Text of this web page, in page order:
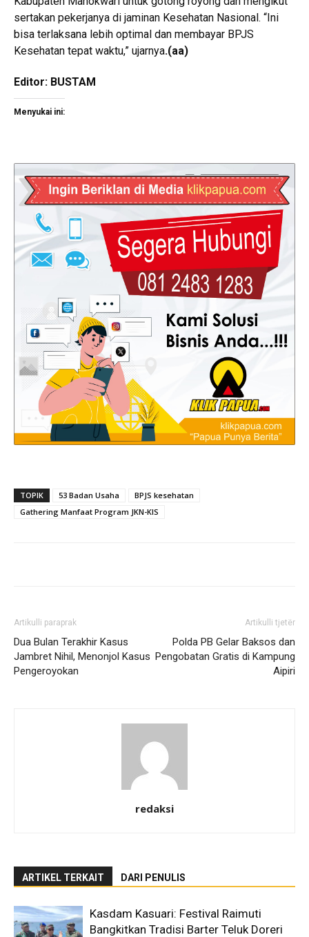
sertakan pekerjanya di jaminan Kesehatan Nasional. “Ini
bisa terlaksana lebih optimal dan membayar BPJS
Kesehatan tepat waktu,” ujarnya.(aa)
Editor: BUSTAM
Menyukai ini:
TOPIK 53 Badan Usaha
BPJS kesehatan
Gathering Manfaat Program JKN-KIS
Artikulli paraprak
Dua Bulan Terakhir Kasus
Jambret Nihil, Menonjol Kasus
Pengeroyokan
Artikulli tjetër
Polda PB Gelar Baksos dan
Pengobatan Gratis di Kampung
Aipiri
redaksi
ARTIKEL TERKAIT DARI PENULIS
Kasdam Kasuari: Festival Raimuti
Bangkitkan Tradisi Barter Teluk Doreri